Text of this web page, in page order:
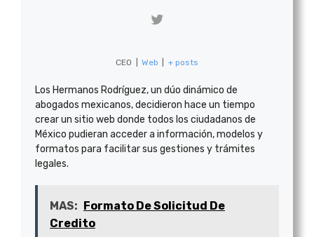
CEO Web + posts
Los Hermanos Rodríguez, un dúo dinámico de
abogados mexicanos, decidieron hace un tiempo
crear un sitio web donde todos los ciudadanos de
México pudieran acceder a información, modelos y
formatos para facilitar sus gestiones y trámites
legales.
MAS: Formato De Solicitud De
Credito